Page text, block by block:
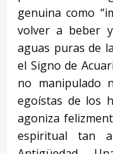
genuina como
volver a beber
aguas puras de
el Signo de
no manipulado
egoístas de los
agoniza
espiritual tan